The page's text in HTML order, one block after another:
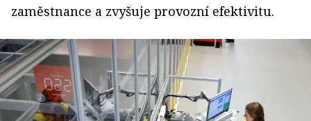
zaměstnance a zvyšuje provozní efektivitu.